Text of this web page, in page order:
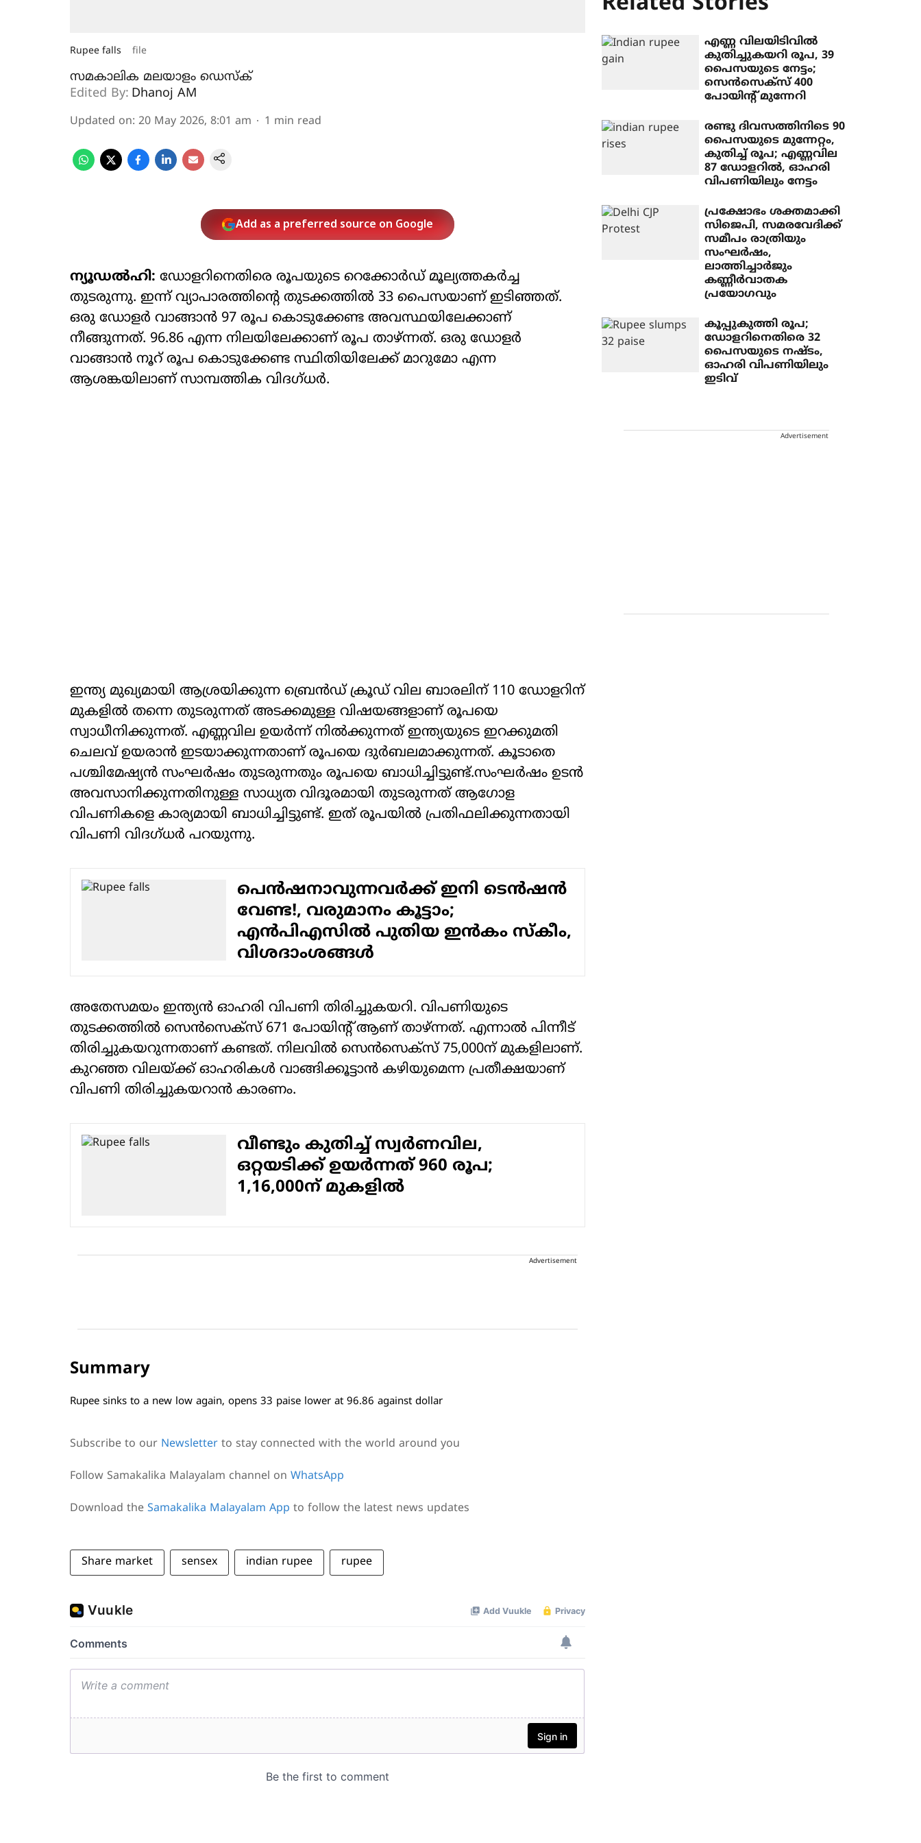
Rupee falls file
സമകാലിക മലയാളം ഡെസ്ക്
Edited By: Dhanoj AM
Updated on: 20 May 2026, 8:01 am 1 min read
Add as a preferred source on Google
ന്യൂഡല്‍ഹി: ഡോളറിനെതിരെ രൂപയുടെ റെക്കോര്‍ഡ് മൂല്യത്തകര്‍ച്ച
തുടരുന്നു. ഇന്ന് വ്യാപാരത്തിന്റെ തുടക്കത്തില്‍ 33 പൈസയാണ് ഇടിഞ്ഞത്.
ഒരു ഡോളര്‍ വാങ്ങാന്‍ 97 രൂപ കൊടുക്കേണ്ട അവസ്ഥയിലേക്കാണ്
നീങ്ങുന്നത്. 96.86 എന്ന നിലയിലേക്കാണ് രൂപ താഴ്ന്നത്. ഒരു ഡോളര്‍
വാങ്ങാന്‍ നൂറ് രൂപ കൊടുക്കേണ്ട സ്ഥിതിയിലേക്ക് മാറുമോ എന്ന
ആശങ്കയിലാണ് സാമ്പത്തിക വിദഗ്ധര്‍.
ഇന്ത്യ മുഖ്യമായി ആശ്രയിക്കുന്ന ബ്രെന്‍ഡ് ക്രൂഡ് വില ബാരലിന് 110 ഡോളറിന്
മുകളില്‍ തന്നെ തുടരുന്നത് അടക്കമുള്ള വിഷയങ്ങളാണ് രൂപയെ
സ്വാധീനിക്കുന്നത്. എണ്ണവില ഉയര്‍ന്ന് നില്‍ക്കുന്നത് ഇന്ത്യയുടെ ഇറക്കുമതി
ചെലവ് ഉയരാന്‍ ഇടയാക്കുന്നതാണ് രൂപയെ ദുര്‍ബലമാക്കുന്നത്. കൂടാതെ
പശ്ചിമേഷ്യന്‍ സംഘര്‍ഷം തുടരുന്നതും രൂപയെ ബാധിച്ചിട്ടുണ്ട്.സംഘര്‍ഷം ഉടന്‍
അവസാനിക്കുന്നതിനുള്ള സാധ്യത വിദൂരമായി തുടരുന്നത് ആഗോള
വിപണികളെ കാര്യമായി ബാധിച്ചിട്ടുണ്ട്. ഇത് രൂപയില്‍ പ്രതിഫലിക്കുന്നതായി
വിപണി വിദഗ്ധര്‍ പറയുന്നു.
പെന്‍ഷനാവുന്നവര്‍ക്ക് ഇനി ടെന്‍ഷന്‍
വേണ്ട!, വരുമാനം കൂട്ടാം;
എന്‍പിഎസില്‍ പുതിയ ഇന്‍കം സ്‌കീം,
വിശദാംശങ്ങള്‍
അതേസമയം ഇന്ത്യന്‍ ഓഹരി വിപണി തിരിച്ചുകയറി. വിപണിയുടെ
തുടക്കത്തില്‍ സെന്‍സെക്‌സ് 671 പോയിന്റ് ആണ് താഴ്ന്നത്. എന്നാല്‍ പിന്നീട്
തിരിച്ചുകയറുന്നതാണ് കണ്ടത്. നിലവില്‍ സെന്‍സെക്‌സ് 75,000ന് മുകളിലാണ്.
കുറഞ്ഞ വിലയ്ക്ക് ഓഹരികള്‍ വാങ്ങിക്കൂട്ടാന്‍ കഴിയുമെന്ന പ്രതീക്ഷയാണ്
വിപണി തിരിച്ചുകയറാന്‍ കാരണം.
വീണ്ടും കുതിച്ച് സ്വര്‍ണവില,
ഒറ്റയടിക്ക് ഉയര്‍ന്നത് 960 രൂപ;
1,16,000ന് മുകളില്‍
Advertisement
Summary
Rupee sinks to a new low again, opens 33 paise lower at 96.86 against dollar
Subscribe to our Newsletter to stay connected with the world around you
Follow Samakalika Malayalam channel on WhatsApp
Download the Samakalika Malayalam App to follow the latest news updates
Share market sensex indian rupee rupee
എണ്ണ വിലയിടിവില്‍
കുതിച്ചുകയറി രൂപ, 39
പൈസയുടെ നേട്ടം;
സെന്‍സെക്‌സ് 400
പോയിന്റ് മുന്നേറി
രണ്ടു ദിവസത്തിനിടെ 90
പൈസയുടെ മുന്നേറ്റം,
കുതിച്ച് രൂപ; എണ്ണവില
87 ഡോളറില്‍, ഓഹരി
വിപണിയിലും നേട്ടം
പ്രക്ഷോഭം ശക്തമാക്കി
സിജെപി, സമരവേദിക്ക്
സമീപം രാത്രിയും
സംഘര്‍ഷം,
ലാത്തിച്ചാര്‍ജും
കണ്ണീര്‍വാതക
പ്രയോഗവും
കൂപ്പുകുത്തി രൂപ;
ഡോളറിനെതിരെ 32
പൈസയുടെ നഷ്ടം,
ഓഹരി വിപണിയിലും
ഇടിവ്
Advertisement